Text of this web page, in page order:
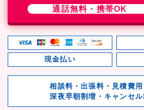
通話無料・携帯OK
現金払い
相談料・出張料・見積費用
深夜早朝割増・キャンセ